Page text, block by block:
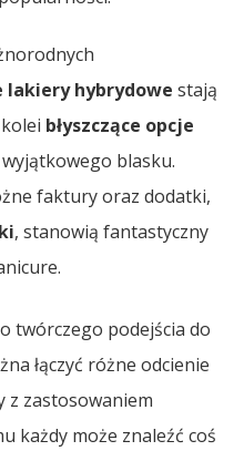
lakiery hybrydowe stają
błyszczące opcje
blasku.
faktury oraz dodatki,
, stanowią fantastyczny
twórczego podejścia do
łączyć różne odcienie
z zastosowaniem
każdy może znaleźć coś